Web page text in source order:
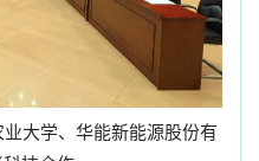
大学、华能新能源股份有